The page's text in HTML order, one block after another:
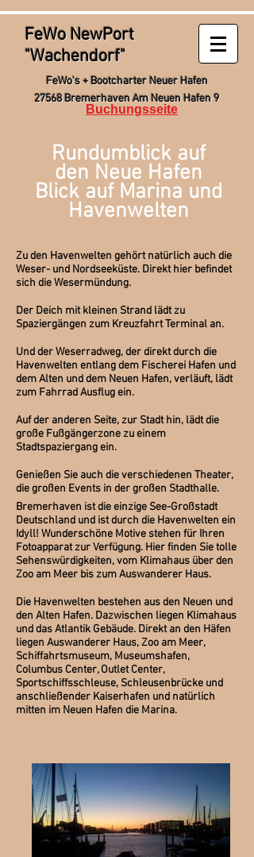
FeWo NewPort
"Wachendorf"
FeWo's + Bootcharter Neuer Hafen
27568 BremerhavenAm Neuen Hafen 9
Buchungsseite
Rundumblick auf
den Neue Hafen
Blick auf Marina und
Havenwelten
Zu den Havenwelten gehört natürlich auch die
Weser- und Nordseeküste. Direkt hier befindet
sich die Wesermündung.
Der Deich mit kleinen Strand lädt zu
Spaziergängen zum Kreuzfahrt Terminal an.
Und der Weserradweg, der direkt durch die
Havenwelten entlang dem Fischerei Hafen und
dem Alten und dem Neuen Hafen, verläuft, lädt
zum Fahrrad Ausflug ein.
Auf der anderen Seite, zur Stadt hin, lädt die
große Fußgängerzone zu einem
Stadtspaziergang ein.
Genießen Sie auch die verschiedenen Theater,
die großen Events in der großen Stadthalle.
Bremerhaven ist die einzige See-Großstadt
Deutschland und ist durch die Havenwelten ein
Idyll! Wunderschöne Motive stehen für Ihren
Fotoapparat zur Verfügung. Hier finden Sie tolle
Sehenswürdigkeiten, vom Klimahaus über den
Zoo am Meer bis zum Auswanderer Haus.
Die Havenwelten bestehen aus den Neuen und
den Alten Hafen. Dazwischen liegen Klimahaus
und das Atlantik Gebäude. Direkt an den Häfen
liegen Auswanderer Haus, Zoo am Meer,
Schiffahrtsmuseum, Museumshafen,
Columbus Center, Outlet Center,
Sportschiffsschleuse, Schleusenbrücke und
anschließender Kaiserhafen und natürlich
mitten im Neuen Hafen die Marina.